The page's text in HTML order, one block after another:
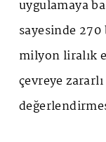
uygulamaya
sayesinde
milyon liralık
çevreye